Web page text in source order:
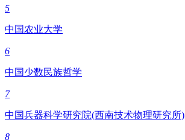
5
中国农业大学
6
中国少数民族哲学
7
中国兵器科学研究院(西南技术物理研究所)
8